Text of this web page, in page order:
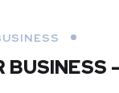
BUSINESS